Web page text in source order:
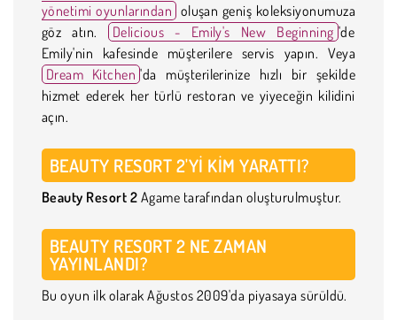
yönetimi oyunlarından oluşan geniş koleksiyonumuza
göz atın.
Delicious - Emily's New Beginning 'de
Emily'nin kafesinde müşterilere servis yapın. Veya
Dream Kitchen 'da müşterilerinize hızlı bir şekilde
hizmet ederek her türlü restoran ve yiyeceğin kilidini
açın.
BEAUTY RESORT 2'YI KIM YARATTI?
Beauty Resort 2 Agame tarafından oluşturulmuştur.
BEAUTY RESORT 2 NE ZAMAN
YAYINLANDI?
Bu oyun ilk olarak Ağustos 2009'da piyasaya sürüldü.